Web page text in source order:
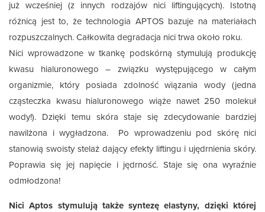
już wcześniej (z innych rodzajów nici liftingujących). Istotną
różnicą jest to, że technologia APTOS bazuje na materiałach
rozpuszczalnych. Całkowita degradacja nici trwa około roku.
Nici wprowadzone w tkankę podskórną stymulują produkcję
kwasu hialuronowego – związku występującego w całym
organizmie, który posiada zdolność wiązania wody (jedna
cząsteczka kwasu hialuronowego wiąże nawet 250 molekuł
wody!). Dzięki temu skóra staje się zdecydowanie bardziej
nawilżona i wygładzona. Po wprowadzeniu pod skórę nici
stanowią swoisty stelaż dający efekty liftingu i ujędrnienia skóry.
Poprawia się jej napięcie i jędrność. Staje się ona wyraźnie
odmłodzona!
Nici Aptos stymulują także syntezę elastyny, dzięki której